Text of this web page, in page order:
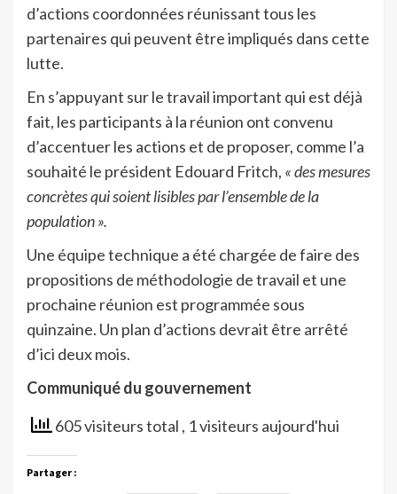
d’actions coordonnées réunissant tous les
partenaires qui peuvent être impliqués dans cette
lutte.
En s’appuyant sur le travail important qui est déjà
fait, les participants à la réunion ont convenu
d’accentuer les actions et de proposer, comme l’a
souhaité le président Edouard Fritch, « des mesures
concrètes qui soient lisibles par l’ensemble de la
population ».
Une équipe technique a été chargée de faire des
propositions de méthodologie de travail et une
prochaine réunion est programmée sous
quinzaine. Un plan d’actions devrait être arrêté
d’ici deux mois.
Communiqué du gouvernement
605 visiteurs total , 1 visiteurs aujourd'hui
Partager :